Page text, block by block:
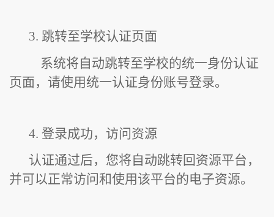
3. 跳转至学校认证页面
系统将自动跳转至学校的统一身份认证
页面，请使用统一认证身份账号登录。
4. 登录成功，访问资源
认证通过后，您将自动跳转回资源平台，
并可以正常访问和使用该平台的电子资源。